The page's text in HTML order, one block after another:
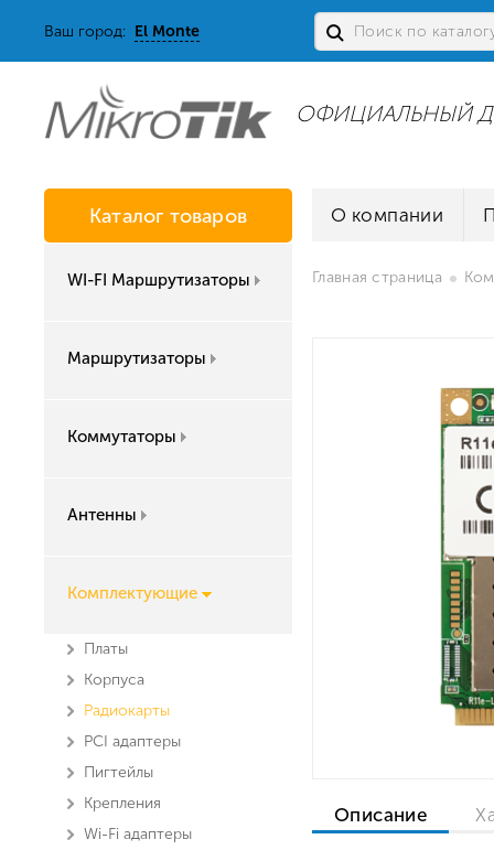
Ваш город: El Monte
ОФИЦИАЛЬНЫЙ
Каталог товаров
WI-FI Маршрутизаторы
Маршрутизаторы
Коммутаторы
Антенны
Комплектующие
Платы
Корпуса
Радиокарты
PCI адаптеры
Пигтейлы
Крепления
Wi-Fi адаптеры
О компании
Главная страница
Описание